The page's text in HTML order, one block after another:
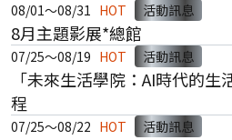
08/01～08/31 HOT 活動訊息
8月主題影展*總館
07/25～08/19 HOT 活動訊息
「未來生活學院：AI時代的
程
07/25～08/22 HOT 活動訊息